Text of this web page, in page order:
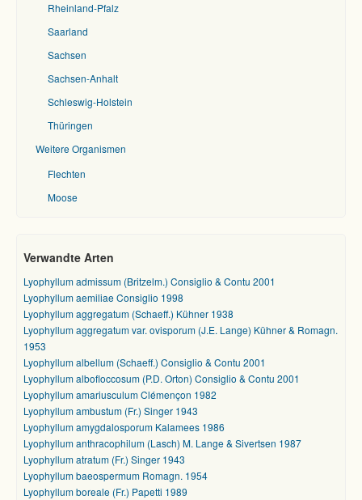
Rheinland-Pfalz
Saarland
Sachsen
Sachsen-Anhalt
Schleswig-Holstein
Thüringen
Weitere Organismen
Flechten
Moose
Verwandte Arten
Lyophyllum admissum (Britzelm.) Consiglio & Contu 2001
Lyophyllum aemiliae Consiglio 1998
Lyophyllum aggregatum (Schaeff.) Kühner 1938
Lyophyllum aggregatum var. ovisporum (J.E. Lange) Kühner & Romagn.
1953
Lyophyllum albellum (Schaeff.) Consiglio & Contu 2001
Lyophyllum albofloccosum (P.D. Orton) Consiglio & Contu 2001
Lyophyllum amariusculum Clémençon 1982
Lyophyllum ambustum (Fr.) Singer 1943
Lyophyllum amygdalosporum Kalamees 1986
Lyophyllum anthracophilum (Lasch) M. Lange & Sivertsen 1987
Lyophyllum atratum (Fr.) Singer 1943
Lyophyllum baeospermum Romagn. 1954
Lyophyllum boreale (Fr.) Papetti 1989